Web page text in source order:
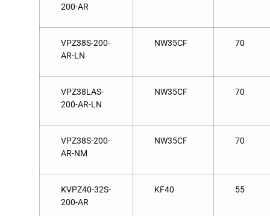
200-AR
VPZ38S-200-
AR-LN
NW35CF 70
VPZ38LAS-
200-AR-LN
NW35CF 70
VPZ38S-200-
AR-NM
NW35CF 70
KVPZ40-32S-
200-AR
KF40 55